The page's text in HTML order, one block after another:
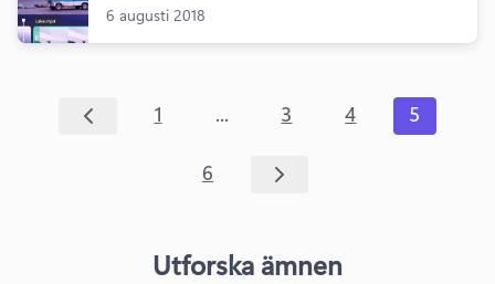
6 augusti 2018
1 ... 3 4 5
6
Utforska ämnen